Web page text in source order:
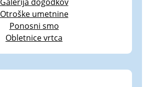
Otroške umetnine
Ponosni smo
Obletnice vrtca